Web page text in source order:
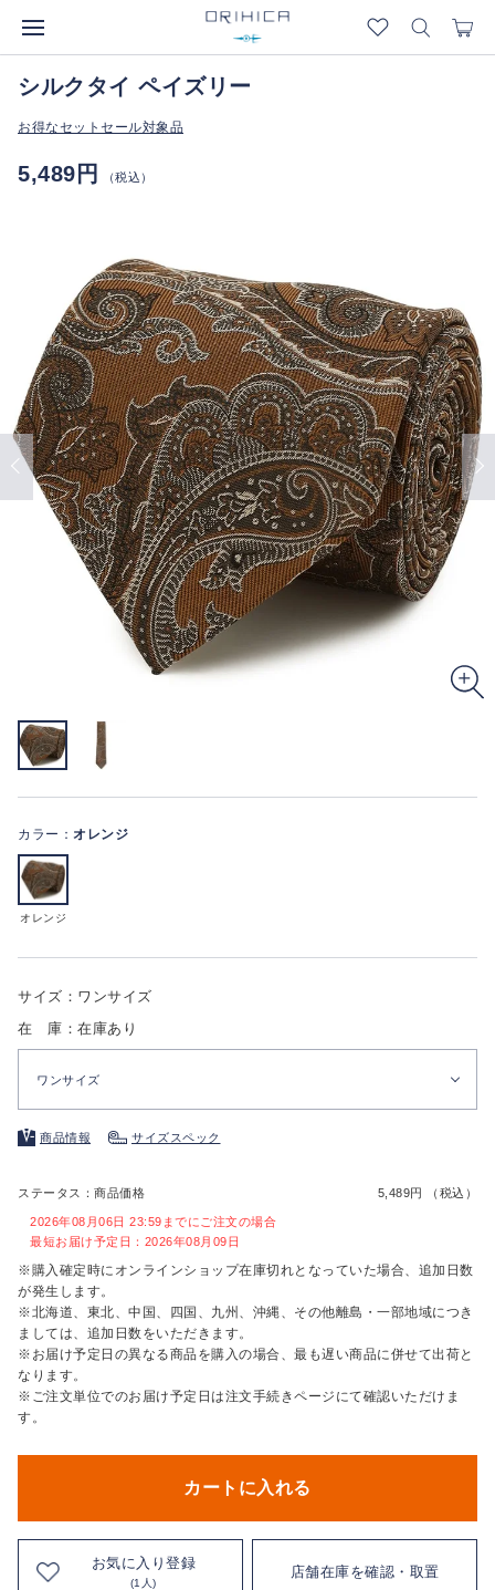
シルクタイ ペイズリー
お得なセットセール対象品
5,489円 （税込）
カラー： オレンジ
オレンジ
サイズ：ワンサイズ
在 庫：在庫あり
ワンサイズ
商品情報 サイズスペック
ステータス：商品価格 5,489円 （税込）
2026年08月06日 23:59までにご注文の場合
最短お届け予定日：2026年08月09日
※購入確定時にオンラインショップ在庫切れとなっていた場合、追加日数
が発生します。
※北海道、東北、中国、四国、九州、沖縄、その他離島・一部地域につき
ましては、追加日数をいただきます。
※お届け予定日の異なる商品を購入の場合、最も遅い商品に併せて出荷と
なります。
※ご注文単位でのお届け予定日は注文手続きページにて確認いただけま
す。
カートに入れる
お気に入り登録
(1人)
店舗在庫を確認・取置